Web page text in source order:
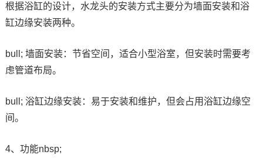
根据浴缸的设计，水龙头的安装方式主要分为墙面安装和浴
缸边缘安装两种。
bull; 墙面安装：节省空间，适合小型浴室，但安装时需要考
虑管道布局。
bull; 浴缸边缘安装：易于安装和维护，但会占用浴缸边缘空
间。
4、功能nbsp;